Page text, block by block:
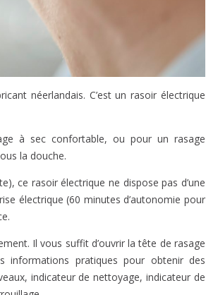
néerlandais. C’est un rasoir électrique
à sec confortable, ou pour un rasage
la douche.
ce rasoir électrique ne dispose pas d’une
électrique (60 minutes d’autonomie pour
Il vous suffit d’ouvrir la tête de rasage
informations pratiques pour obtenir des
indicateur de nettoyage, indicateur de